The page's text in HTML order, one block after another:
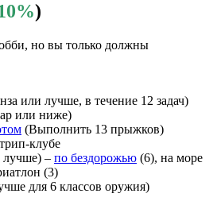
)
но вы только должны
или лучше, в течение 12 задач)
или ниже)
(Выполнить 13 прыжков)
клубе
лучше) – по бездорожью (6), на море
(3)
для 6 классов оружия)